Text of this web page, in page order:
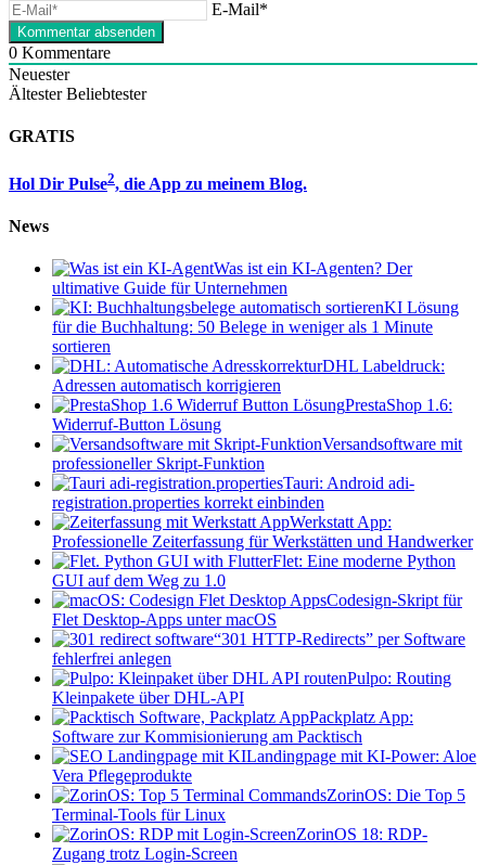
E-Mail*
0 Kommentare
Neuester
Ältester Beliebtester
GRATIS
Hol Dir Pulse2, die App zu meinem Blog.
News
Was ist ein KI-Agenten? Der
ultimative Guide für Unternehmen
KI Lösung
für die Buchhaltung: 50 Belege in weniger als 1 Minute
sortieren
DHL Labeldruck:
Adressen automatisch korrigieren
PrestaShop 1.6:
Widerruf-Button Lösung
Versandsoftware mit
professioneller Skript-Funktion
Tauri: Android adi-
registration.properties korrekt einbinden
Werkstatt App:
Professionelle Zeiterfassung für Werkstätten und Handwerker
Flet: Eine moderne Python
GUI auf dem Weg zu 1.0
Codesign-Skript für
Flet Desktop-Apps unter macOS
“301 HTTP-Redirects” per Software
fehlerfrei anlegen
Pulpo: Routing
Kleinpakete über DHL-API
Packplatz App:
Software zur Kommisionierung am Packtisch
Landingpage mit KI-Power: Aloe
Vera Pflegeprodukte
ZorinOS: Die Top 5
Terminal-Tools für Linux
ZorinOS 18: RDP-
Zugang trotz Login-Screen